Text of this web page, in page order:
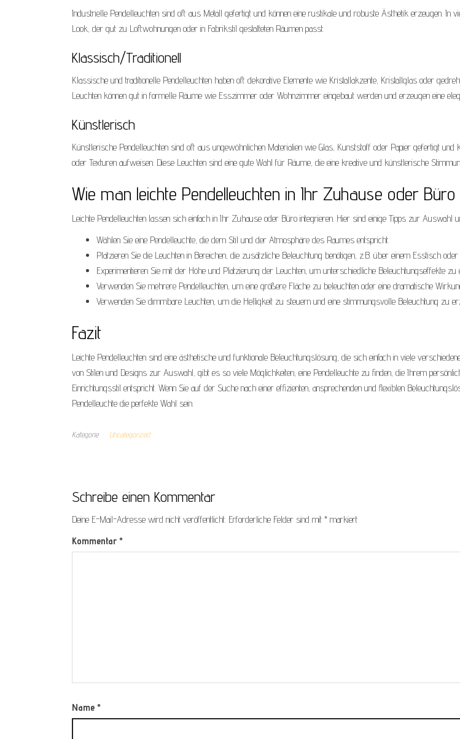
Industrielle Pendelleuchten sind oft aus Metall gefertigt und können eine rustikale und robuste Ästhetik erzeugen. In
Look, der gut zu Loftwohnungen oder in Fabrikstil gestalteten Räumen passt.
Klassisch/Traditionell
Klassische und traditionelle Pendelleuchten haben oft dekorative Elemente wie Kristallakzente, Kristallglas oder
Leuchten können gut in formelle Räume wie Esszimmer oder Wohnzimmer eingebaut werden und erzeugen eine
Künstlerisch
Künstlerische Pendelleuchten sind oft aus ungewöhnlichen Materialien wie Glas, Kunststoff oder Papier gefertigt und
oder Texturen aufweisen. Diese Leuchten sind eine gute Wahl für Räume, die eine kreative und künstlerische
Wie man leichte Pendelleuchten in Ihr Zuhause oder
Leichte Pendelleuchten lassen sich einfach in Ihr Zuhause oder Büro integrieren. Hier sind einige Tipps zur Auswahl
Wählen Sie eine Pendelleuchte, die dem Stil und der Atmosphäre des Raumes entspricht.
Platzieren Sie die Leuchten in Bereichen, die zusätzliche Beleuchtung benötigen, z.B. über einem Esstisch
Experimentieren Sie mit der Höhe und Platzierung der Leuchten, um unterschiedliche Beleuchtungseffekte zu
Verwenden Sie mehrere Pendelleuchten, um eine größere Fläche zu beleuchten oder eine dramatische
Verwenden Sie dimmbare Leuchten, um die Helligkeit zu steuern und eine stimmungsvolle Beleuchtung zu
Fazit
Leichte Pendelleuchten sind eine ästhetische und funktionale Beleuchtungslösung, die sich einfach in viele
von Stilen und Designs zur Auswahl, gibt es so viele Möglichkeiten, eine Pendelleuchte zu finden, die Ihrem
Einrichtungsstil entspricht. Wenn Sie auf der Suche nach einer effizienten, ansprechenden und flexiblen
Pendelleuchte die perfekte Wahl sein.
Kategorie Uncategorized
Schreibe einen Kommentar
Deine E-Mail-Adresse wird nicht veröffentlicht. Erforderliche Felder sind mit * markiert
Kommentar *
Name *